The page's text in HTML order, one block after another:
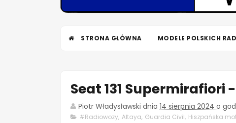
e
STRONA GŁÓWNA MODELE POLSKICH
Seat 131
Piotr Władysławski dnia 14 sierpnia 2024o
#Radiowozy, Altaya, Guardia Civil, Hiszpańska